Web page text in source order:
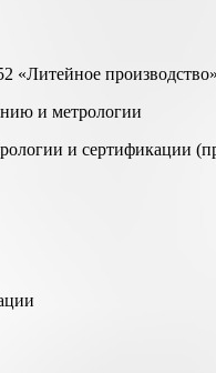
«Литейное производство»
и метрологии
и сертификации